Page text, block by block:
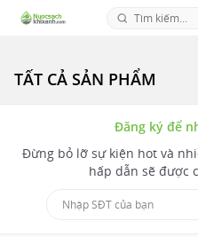
TẤT CẢ SẢN PHẨM
Đăng ký để
Đừng bỏ lỡ sự kiện hot và
hấp dẫn sẽ được